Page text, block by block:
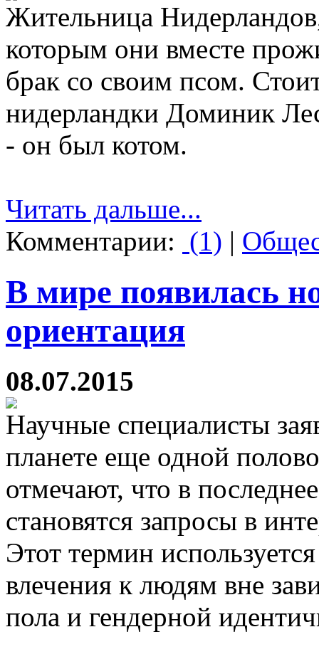
Жительница
которым они вместе
брак со своим псом.
нидерландки Доминик
- он был котом.
Читать дальше...
Комментарии: (1) |
В мире появилась
ориентация
08.07.2015
Научные специалисты
планете еще одной
отмечают, что в
становятся запросы в
Этот термин
влечения к людям вне
пола и гендерной